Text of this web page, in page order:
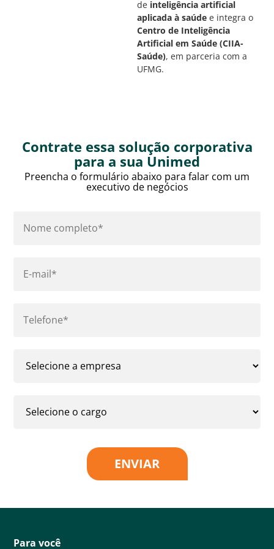
de inteligência artificial
aplicada à saúde e integra o
Centro de Inteligência
Artificial em Saúde (CIIA-
Saúde), em parceria com a
UFMG.
Contrate essa solução corporativa
para a sua Unimed
Preencha o formulário abaixo para falar com um
executivo de negócios
ENVIAR
Para você